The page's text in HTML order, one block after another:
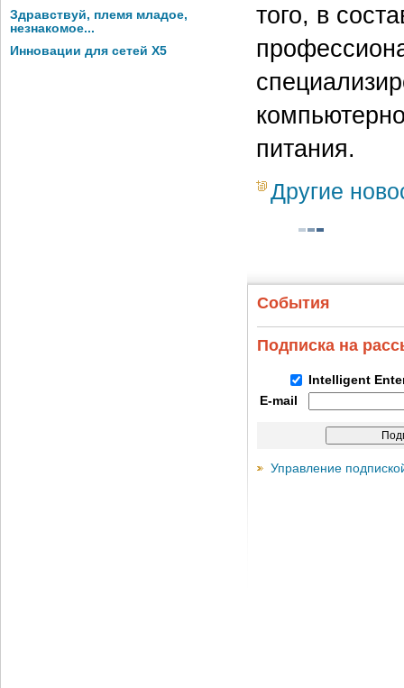
Здравствуй, племя младое,
незнакомое...
Инновации для сетей X5
того, в
питания.
Другие
События
Подписка на
Intelligent
E-mail
Управление